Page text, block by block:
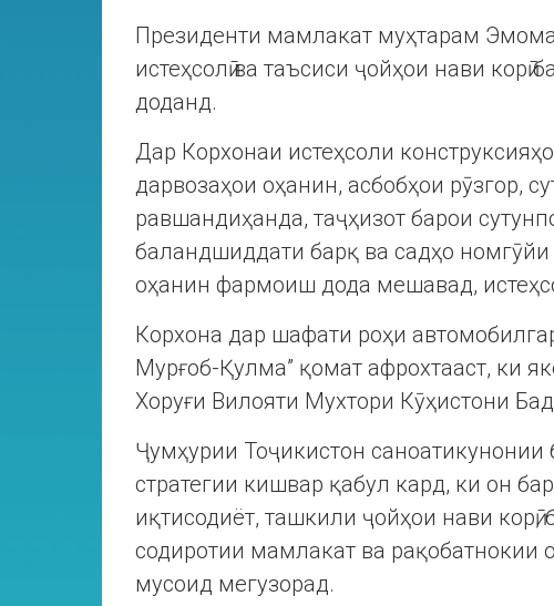
Президенти мамлакат муҳтарам
истеҳсолӣ ва таъсиси ҷойҳои нави корӣ
доданд.
Дар Корхонаи истеҳсоли
дарвозаҳои оҳанин, асбобҳои рӯзгор,
равшандиҳанда, таҷҳизот барои
баландшиддати барқ ва садҳо номгӯйи
оҳанин фармоиш дода мешавад,
Корхона дар шафати роҳи
Мурғоб-Қулма” қомат афрохтааст, ки
Хоруғи Вилояти Мухтори Кӯҳистони
Ҷумҳурии Тоҷикистон
стратегии кишвар қабул кард, ки он
иқтисодиёт, ташкили ҷойҳои нави
содиротии мамлакат ва рақобатнокии
мусоид мегузорад.